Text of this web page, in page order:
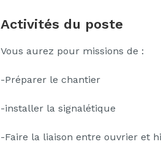
Activités du poste
Vous aurez pour missions de :
-Préparer le chantier
-installer la signalétique
-Faire la liaison entre ouvrier et